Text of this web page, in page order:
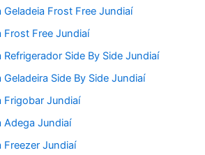
Frost Free Jundiaí
Frost Free Jundiaí
Side By Side Jundiaí
Side By Side Jundiaí
Frigobar Jundiaí
Adega Jundiaí
Freezer Jundiaí